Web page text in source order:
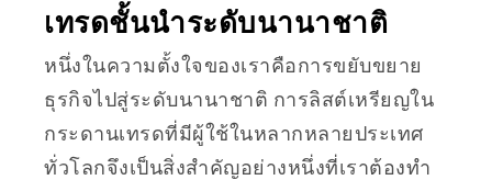
เทรดชั้นนำระดับนานาชาติ
หนึ่งในความตั้งใจของเราคือการขยับขยาย
ธุรกิจไปสู่ระดับนานาชาติ การลิสต์เหรียญใน
กระดานเทรดที่มีผู้ใช้ในหลากหลายประเทศ
ทั่วโลกจึงเป็นสิ่งสำคัญอย่างหนึ่งที่เราต้องทำ